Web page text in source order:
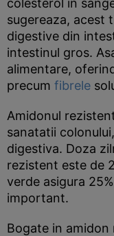
colesterol in
sugereaza, acest
digestive din
intestinul gros.
alimentare,
precum fibrele
Amidonul
sanatatii
digestiva. Doza
rezistent este de
verde asigura
important.
Bogate in amidon